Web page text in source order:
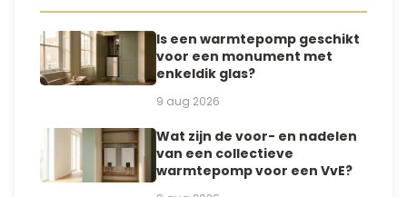
Is een warmtepomp geschikt
voor een monument met
enkeldik glas?
9 aug 2026
Wat zijn de voor- en nadelen
van een collectieve
warmtepomp voor een VvE?